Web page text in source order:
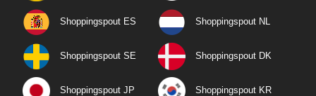
Shoppingspout ES Shoppingspout NL
Shoppingspout SE Shoppingspout DK
Shoppingspout JP Shoppingspout KR